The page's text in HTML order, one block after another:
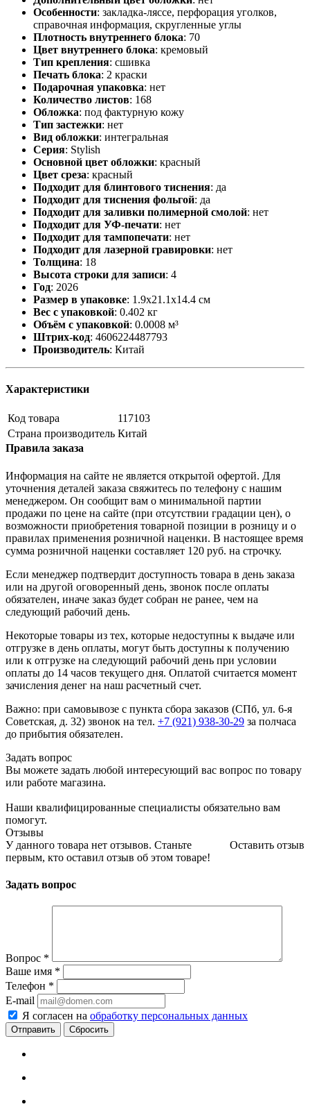
Особенности: закладка-ляссе, перфорация уголков,
справочная информация, скругленные углы
Плотность внутреннего блока: 70
Цвет внутреннего блока: кремовый
Тип крепления: сшивка
Печать блока: 2 краски
Подарочная упаковка: нет
Количество листов: 168
Обложка: под фактурную кожу
Тип застежки: нет
Вид обложки: интегральная
Серия: Stylish
Основной цвет обложки: красный
Цвет среза: красный
Подходит для блинтового тиснения: да
Подходит для тиснения фольгой: да
Подходит для заливки полимерной смолой: нет
Подходит для УФ-печати: нет
Подходит для тампопечати: нет
Подходит для лазерной гравировки: нет
Толщина: 18
Высота строки для записи: 4
Год: 2026
Размер в упаковке: 1.9x21.1x14.4 см
Вес с упаковкой: 0.402 кг
Объём с упаковкой: 0.0008 м³
Штрих-код: 4606224487793
Производитель: Китай
Характеристики
Код товара
117103
Страна производитель Китай
Правила заказа
Информация на сайте не является открытой офертой. Для
уточнения деталей заказа свяжитесь по телефону с нашим
менеджером. Он сообщит вам о минимальной партии
продажи по цене на сайте (при отсутствии градации цен), о
возможности приобретения товарной позиции в розницу и о
правилах применения розничной наценки. В настоящее время
сумма розничной наценки составляет 120 руб. на строчку.
Если менеджер подтвердит доступность товара в день заказа
или на другой оговоренный день, звонок после оплаты
обязателен, иначе заказ будет собран не ранее, чем на
следующий рабочий день.
Некоторые товары из тех, которые недоступны к выдаче или
отгрузке в день оплаты, могут быть доступны к получению
или к отгрузке на следующий рабочий день при условии
оплаты до 14 часов текущего дня. Оплатой считается момент
зачисления денег на наш расчетный счет.
Важно: при самовывозе с пункта сборa заказов (СПб, ул. 6-я
Советская, д. 32) звонок на тел. +7 (921) 938-30-29 за полчаса
до прибытия обязателен.
Задать вопрос
Вы можете задать любой интересующий вас вопрос по товару
или работе магазина.
Наши квалифицированные специалисты обязательно вам
помогут.
Отзывы
Оставить отзыв
У данного товара нет отзывов. Станьте
первым, кто оставил отзыв об этом товаре!
Задать вопрос
Вопрос *
Ваше имя *
Телефон *
E-mail
Я согласен на обработку персональных данных
Сбросить